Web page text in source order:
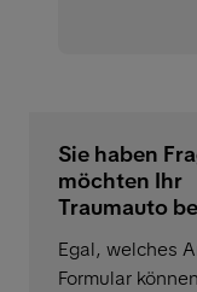
Sie haben
möchten Ihr
Traumauto
Egal, welches
Formular